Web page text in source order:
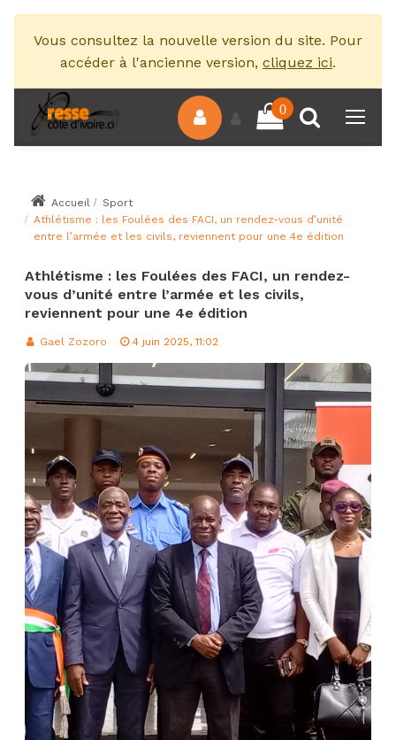
Vous consultez la nouvelle version du site. Pour
accéder à l'ancienne version, cliquez ici.
0
Accueil
Sport
Athlétisme : les Foulées des FACI, un rendez-vous d’unité
entre l’armée et les civils, reviennent pour une 4e édition
Athlétisme : les Foulées des FACI, un rendez-
vous d’unité entre l’armée et les civils,
reviennent pour une 4e édition
Gael Zozoro 4 juin 2025, 11:02